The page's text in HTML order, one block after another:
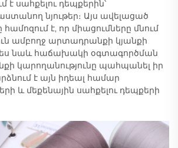
է սահքելու դեպքերին՝
նյութեր։ Այս ավելացած
համոզում է, որ միացումները մնում
ամբողջ արտադրանքի կյանքի
նաև հաճախակի օգտագործման
կարողանությունը պահպանել իր
է այն իդեալ համար
և մեքենային սահքելու դեպքերի